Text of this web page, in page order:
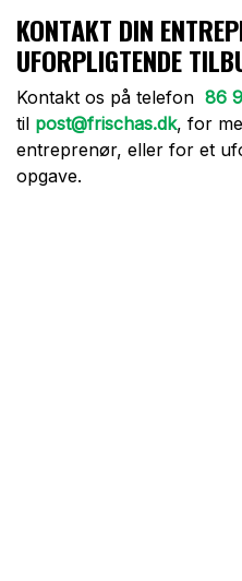
KONTAKT DIN
UFORPLIGTENDE
Kontakt os på telefon 86
til post@frischas.dk, for
entreprenør, eller for et
opgave.